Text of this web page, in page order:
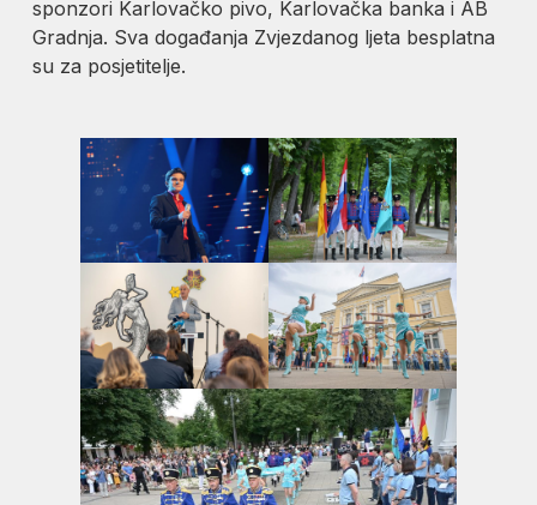
sponzori Karlovačko pivo, Karlovačka banka i AB
Gradnja. Sva događanja Zvjezdanog ljeta besplatna
su za posjetitelje.